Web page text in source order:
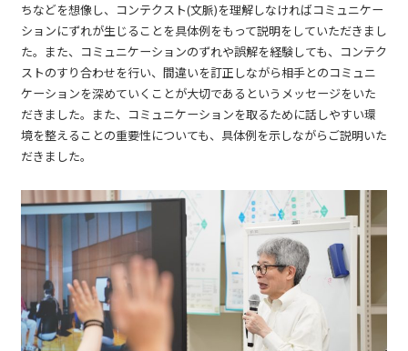
ちなどを想像し、コンテクスト(文脈)を理解しなければコミュニケー
ションにずれが生じることを具体例をもって説明をしていただきまし
た。また、コミュニケーションのずれや誤解を経験しても、コンテク
ストのすり合わせを行い、間違いを訂正しながら相手とのコミュニ
ケーションを深めていくことが大切であるというメッセージをいた
だきました。また、コミュニケーションを取るために話しやすい環
境を整えることの重要性についても、具体例を示しながらご説明いた
だきました。